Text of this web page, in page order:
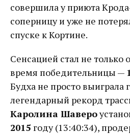
совершила у приюта
соперницу и уже не
спуске к Кортине.
Сенсацией стал не только
время победительницы —
Будха не просто выиграла
легендарный рекорд
Каролина Шаверо
2015 году (13:40:34),